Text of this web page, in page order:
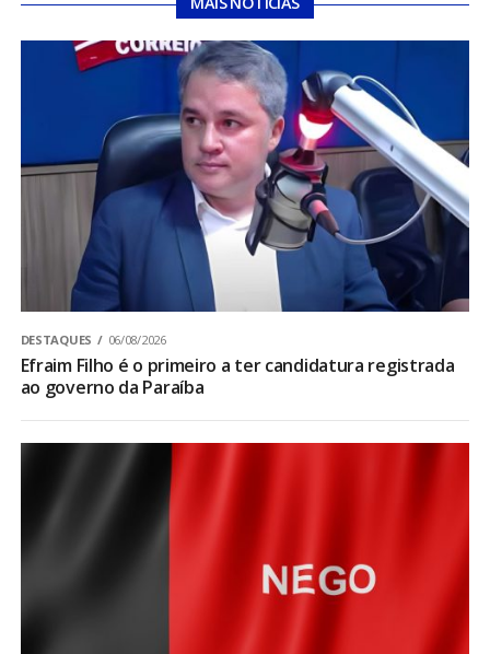
DESTAQUES 06/08/2026
Efraim Filho é o primeiro a ter candidatura registrada
ao governo da Paraíba